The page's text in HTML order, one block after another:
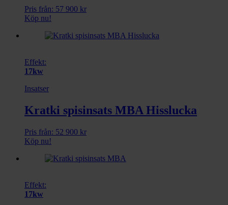
Pris från: 57 900 kr
Köp nu!
Effekt:
17kw
Insatser
Kratki spisinsats MBA Hisslucka
Pris från: 52 900 kr
Köp nu!
Effekt:
17kw